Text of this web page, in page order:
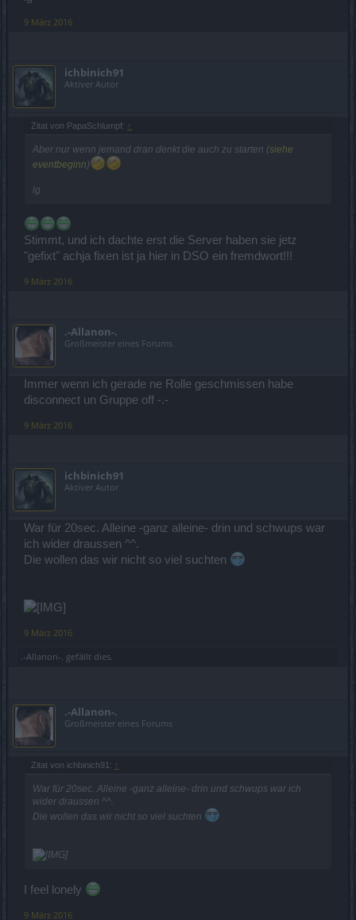
9 März 2016
ichbinich91
Aktiver Autor
Zitat von PapaSchlumpf: ↑
Aber nur wenn jemand dran denkt die auch zu starten (siehe
eventbeginn)
lg
Stimmt, und ich dachte erst die Server haben sie jetz
"gefixt" achja fixen ist ja hier in DSO ein fremdwort!!!
9 März 2016
.-Allanon-.
Großmeister eines Forums
Immer wenn ich gerade ne Rolle geschmissen habe
disconnect un Gruppe off -.-
9 März 2016
ichbinich91
Aktiver Autor
War für 20sec. Alleine -ganz alleine- drin und schwups war
ich wider draussen ^^.
Die wollen das wir nicht so viel suchten
9 März 2016
.-Allanon-. gefällt dies.
.-Allanon-.
Großmeister eines Forums
Zitat von ichbinich91: ↑
War für 20sec. Alleine -ganz alleine- drin und schwups war ich
wider draussen ^^.
Die wollen das wir nicht so viel suchten
I feel lonely
9 März 2016